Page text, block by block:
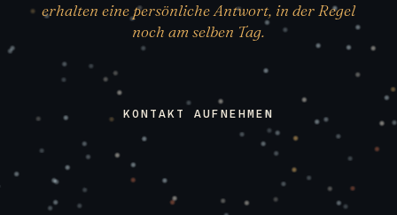
erhalten eine persönliche Antwort, in der Regel
noch am selben Tag.
KONTAKT AUFNEHMEN